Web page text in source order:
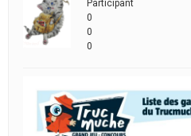
Participant
0
0
0